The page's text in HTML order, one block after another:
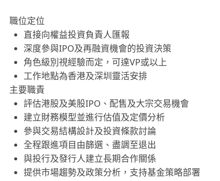
職位定位
直接向權益投資負責人匯報
深度參與IPO及再融資機會的投資決策
角色級別視經驗而定，可達VP或以上
工作地點為香港及深圳靈活安排
主要職責
評估港股及美股IPO、配售及大宗交易機會
建立財務模型並進行估值及定價分析
參與交易結構設計及投資條款討論
全程跟進項目由篩選、盡調至退出
與投行及發行人建立長期合作關係
提供市場趨勢及政策分析，支持基金策略部署